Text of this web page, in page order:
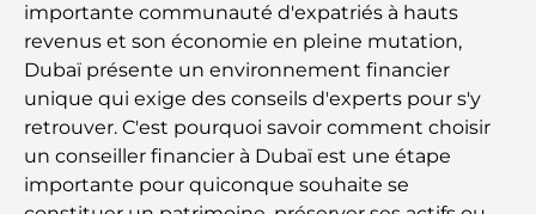
importante communauté d'expatriés à hauts
revenus et son économie en pleine mutation,
Dubaï présente un environnement financier
unique qui exige des conseils d'experts pour s'y
retrouver. C'est pourquoi savoir comment choisir
un conseiller financier à Dubaï est une étape
importante pour quiconque souhaite se